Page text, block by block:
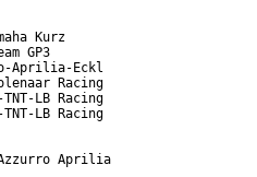
Kurz
GP3
Aprilia-Eckl
Racing
LB Racing
LB Racing
Aprilia